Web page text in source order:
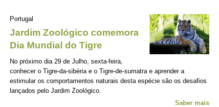
Portugal
Jardim Zoológico comemora
Dia Mundial do Tigre
No próximo dia 29 de Julho, sexta-feira,
conhecer o Tigre-da-sibéria e o Tigre-de-sumatra e aprender a
estimular os comportamentos naturais desta espécie são os desafios
lançados pelo Jardim Zoológico.
Saber mais